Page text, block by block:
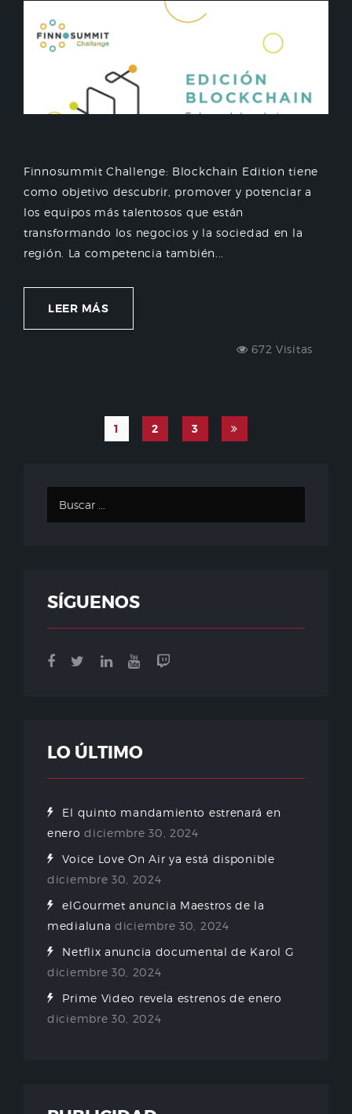
Finnosummit Challenge: Blockchain Edition tiene
como objetivo descubrir, promover y potenciar a
los equipos más talentosos que están
transformando los negocios y la sociedad en la
región. La competencia también...
LEER MÁS
672 Visitas
1 2 3
SÍGUENOS
LO ÚLTIMO
El quinto mandamiento estrenará en
enero diciembre 30, 2024
Voice Love On Air ya está disponible
diciembre 30, 2024
elGourmet anuncia Maestros de la
medialuna diciembre 30, 2024
Netflix anuncia documental de Karol G
diciembre 30, 2024
Prime Video revela estrenos de enero
diciembre 30, 2024